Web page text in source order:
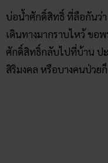
บ่อน้ำศักดิ์สิทธิ์ ที่ลือกันว่
เดินทางมากราบไหว้ ขอ
ศักดิ์สิทธิ์กลับไปที่บ้าน ป
สิริมงคล หรือบางคนป่วย